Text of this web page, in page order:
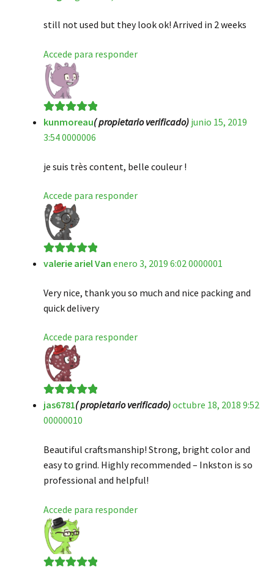
still not used but they look ok! Arrived in 2 weeks
Accede para responder
Valorado en5
de 5
kunmoreau( propietario verificado) junio 15, 2019
3:54 0000006
je suis très content, belle couleur !
Accede para responder
Valorado en5
valerie ariel Van enero 3, 2019 6:02 0000001
Very nice, thank you so much and nice packing and
quick delivery
Accede para responder
Valorado en5
de 5
jas6781( propietario verificado)octubre 18, 2018 9:52
00000010
Beautiful craftsmanship! Strong, bright color and
easy to grind. Highly recommended – Inkston is so
professional and helpful!
Accede para responder